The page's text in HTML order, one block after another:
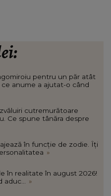
pentru un păr atât
anume a ajutat-o când
cutremurătoare
Ce spune tânăra despre
în funcție de zodie. Îți
»
în realitate în august 2026!
»